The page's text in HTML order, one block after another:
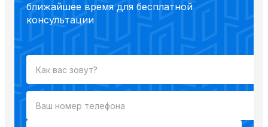
ближайшее время для бесплатной
консультации